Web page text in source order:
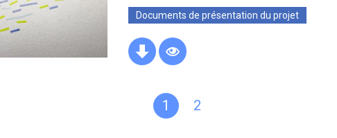
Documents de présentation du projet
1 2